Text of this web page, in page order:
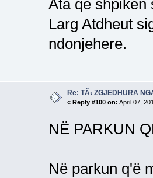
Ata qe shpiken
Larg Atdheut
ndonjehere.
Re: TÃ‹ ZGJEDHURA
« Reply #100 on: April 07,
NË PARKUN
Në parkun q'ë